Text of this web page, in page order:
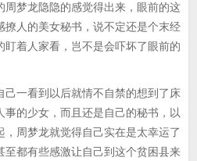
周梦龙隐隐的感觉得出来，眼前的这
撩人的美女秘书，说不定还是个末经
盯着人家看，岂不是会吓坏了眼前的
一看到以后就情不自禁的想到了床
的少女，而且还是自己的秘书，以
，周梦龙就觉得自己实在是太幸运了
至都有些感激让自己到这个贫困县来